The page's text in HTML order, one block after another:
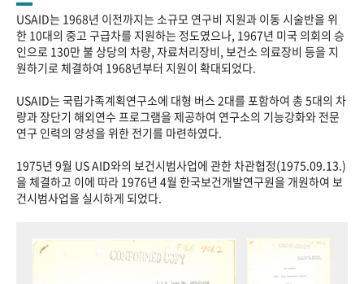
USAID는 1968년 이전까지는 소규모 연구비 지원과 이동 시술반을 위
한 10대의 중고 구급차를 지원하는 정도였으나, 1967년 미국 의회의 승
인으로 130만 불 상당의 차량, 자료처리장비, 보건소 의료장비 등을 지
원하기로 체결하여 1968년부터 지원이 확대되었다.
USAID는 국립가족계획연구소에 대형 버스 2대를 포함하여 총 5대의 차
량과 장단기 해외연수 프로그램을 제공하여 연구소의 기능강화와 전문
연구 인력의 양성을 위한 전기를 마련하였다.
1975년 9월 US AID와의 보건시범사업에 관한 차관협정(1975.09.13.)
을 체결하고 이에 따라 1976년 4월 한국보건개발연구원을 개원하여 보
건시범사업을 실시하게 되었다.